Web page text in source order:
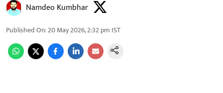
Namdeo Kumbhar
Published On:20 May 2026, 2:32 pm IST